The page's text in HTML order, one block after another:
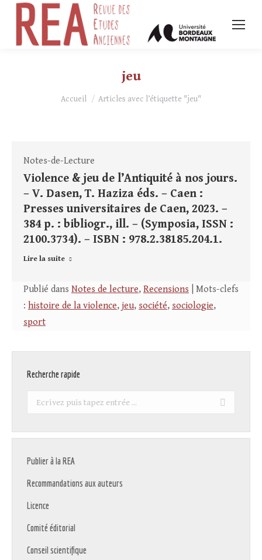
jeu
Vous êtes ici :
Accueil Articles avec l’étiquette "jeu"
Notes-de-Lecture
Violence & jeu de l’Antiquité à nos jours.
– V. Dasen, T. Haziza éds. – Caen :
Presses universitaires de Caen, 2023. –
384 p. : bibliogr., ill. – (Symposia, ISSN :
2100.3734). – ISBN : 978.2.38185.204.1.
Lire la suite
Publié dans Notes de lecture, Recensions | Mots-clefs
: histoire de la violence, jeu, société, sociologie,
sport
Recherche rapide
Recherche
Publier à la REA
Recommandations aux auteurs
Licence
Comité éditorial
Conseil scientifique